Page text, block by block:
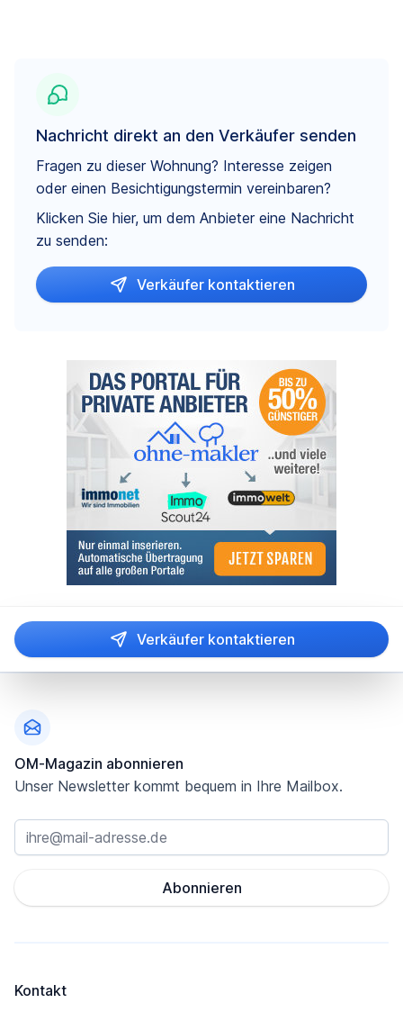
Nachricht direkt an den Verkäufer senden
Fragen zu dieser Wohnung? Interesse zeigen
oder einen Besichtigungstermin vereinbaren?
Klicken Sie hier, um dem Anbieter eine Nachricht
zu senden:
Verkäufer kontaktieren
Verkäufer kontaktieren
OM-Magazin abonnieren
Unser Newsletter kommt bequem in Ihre Mailbox.
Abonnieren
Kontakt